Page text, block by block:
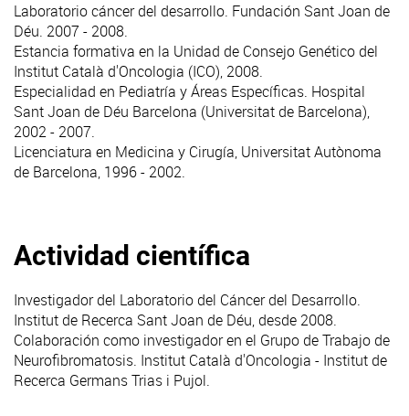
Laboratorio cáncer del desarrollo. Fundación Sant Joan de
Déu. 2007 - 2008.
Estancia formativa en la Unidad de Consejo Genético del
Institut Català d'Oncologia (ICO), 2008.
Especialidad en Pediatría y Áreas Específicas. Hospital
Sant Joan de Déu Barcelona (Universitat de Barcelona),
2002 - 2007.
Licenciatura en Medicina y Cirugía, Universitat Autònoma
de Barcelona, 1996 - 2002.
Actividad científica
Investigador del Laboratorio del Cáncer del Desarrollo.
Institut de Recerca Sant Joan de Déu, desde 2008.
Colaboración como investigador en el Grupo de Trabajo de
Neurofibromatosis. Institut Català d'Oncologia - Institut de
Recerca Germans Trias i Pujol.